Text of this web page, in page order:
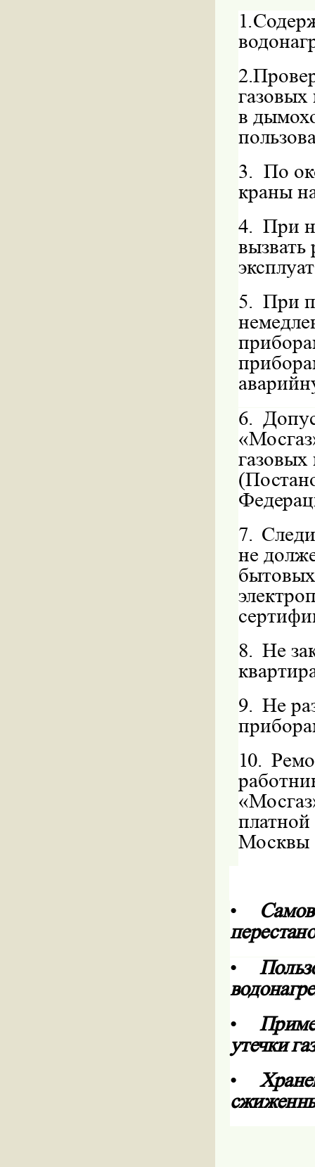
1.
2.
в
3. По
краны
4. При
вызвать
5. При
6.
7.
не
8. Не
9. Не
10.
Москвы
•
•
•
утечки
•